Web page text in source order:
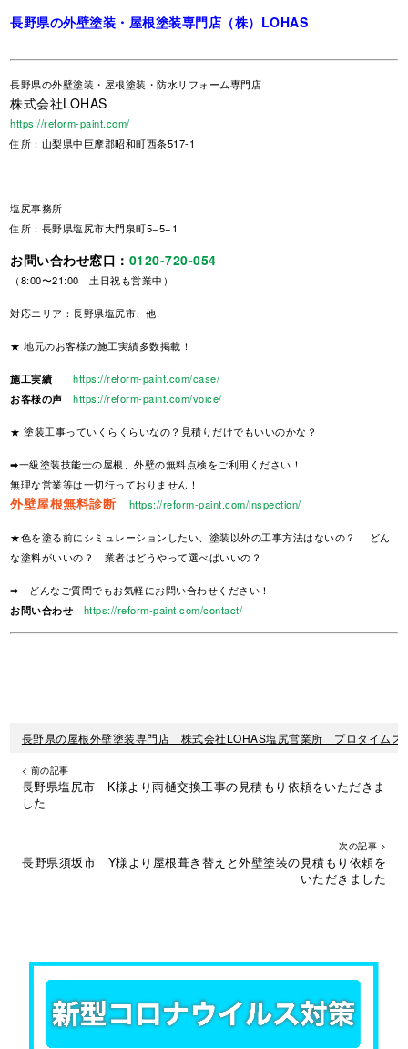
長野県の外壁塗装・屋根塗装専門店（株）LOHAS
長野県の外壁塗装・屋根塗装・防水リフォーム専門店
株式会社LOHAS
https://reform-paint.com/
住所：山梨県中巨摩郡昭和町西条517-1
塩尻事務所
住所：長野県塩尻市大門泉町5−5−1
お問い合わせ窓口： 0120-720-054
（8:00〜21:00 土日祝も営業中）
対応エリア：長野県塩尻市、他
★ 地元のお客様の施工実績多数掲載！
施工実績
https://reform-paint.com/case/
お客様の声
https://reform-paint.com/voice/
★ 塗装工事っていくらくらいなの？見積りだけでもいいのかな？
➡一級塗装技能士の屋根、外壁の無料点検をご利用ください！
無理な営業等は一切行っておりません！
外壁屋根無料診断 https://reform-paint.com/inspection/
★色を塗る前にシミュレーションしたい、塗装以外の工事方法はないの？ どん
な塗料がいいの？ 業者はどうやって選べばいいの？
➡ どんなご質問でもお気軽にお問い合わせください！
お問い合わせ
https://reform-paint.com/contact/
長野県の屋根外壁塗装専門店 株式会社LOHAS塩尻営業所 プロタイムズ
< 前の記事
長野県塩尻市 K様より雨樋交換工事の見積もり依頼をいただきま
した
次の記事 >
長野県須坂市 Y様より屋根葺き替えと外壁塗装の見積もり依頼を
いただきました